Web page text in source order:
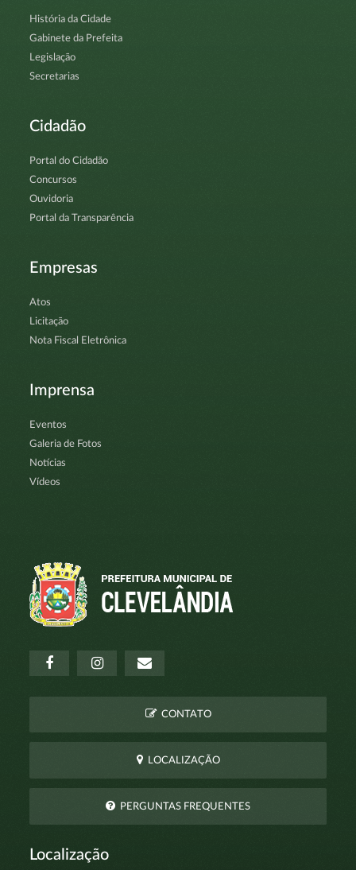
História da Cidade
Gabinete da Prefeita
Legislação
Secretarias
Cidadão
Portal do Cidadão
Concursos
Ouvidoria
Portal da Transparência
Empresas
Atos
Licitação
Nota Fiscal Eletrônica
Imprensa
Eventos
Galeria de Fotos
Notícias
Vídeos
CONTATO
LOCALIZAÇÃO
PERGUNTAS FREQUENTES
Localização